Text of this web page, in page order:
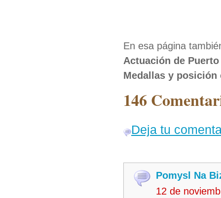
En esa página
Actuación de
Medallas y posición
146
Deja tu
Pomysl Na
12 de